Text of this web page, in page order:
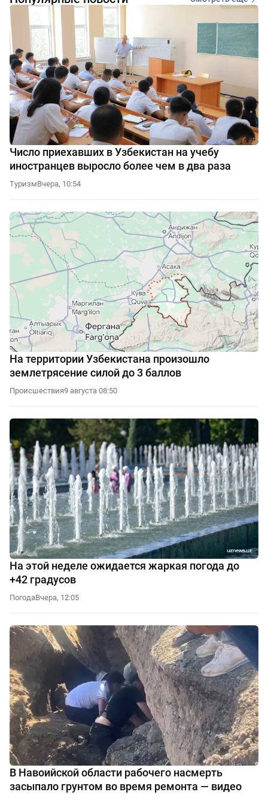
Число приехавших в Узбекистан на учебу
иностранцев выросло более чем в два раза
ТуризмВчера, 10:54
На территории Узбекистана произошло
землетрясение силой до 3 баллов
Происшествия9 августа 08:50
На этой неделе ожидается жаркая погода до
+42 градусов
ПогодаВчера, 12:05
В Навоийской области рабочего насмерть
засыпало грунтом во время ремонта — видео